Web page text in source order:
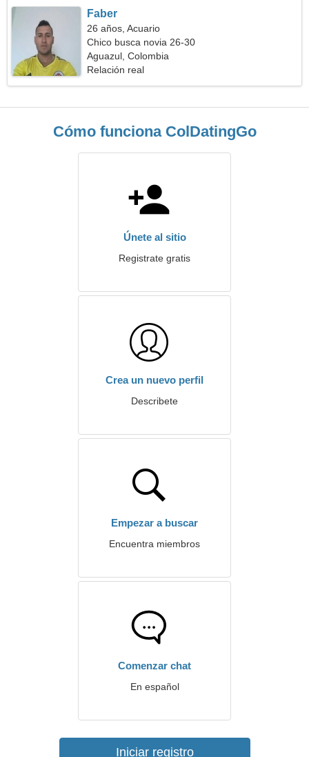
Faber
26 años, Acuario
Chico busca novia 26-30
Aguazul, Colombia
Relación real
Cómo funciona ColDatingGo
Únete al sitio
Registrate gratis
Crea un nuevo perfil
Describete
Empezar a buscar
Encuentra miembros
Comenzar chat
En español
Iniciar registro